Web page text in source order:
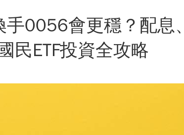
0056會更穩？配息、
民ETF投資全攻略